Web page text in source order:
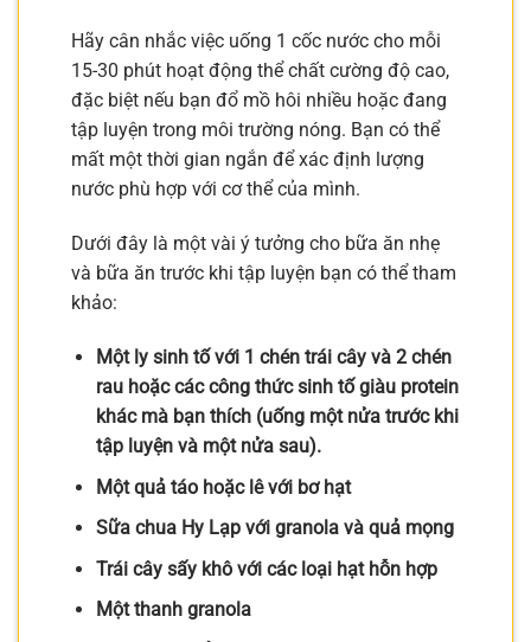
Hãy cân nhắc việc uống 1 cốc nước cho mỗi
15-30 phút hoạt động thể chất cường độ cao,
đặc biệt nếu bạn đổ mồ hôi nhiều hoặc đang
tập luyện trong môi trường nóng. Bạn có thể
mất một thời gian ngắn để xác định lượng
nước phù hợp với cơ thể của mình.
Dưới đây là một vài ý tưởng cho bữa ăn nhẹ
và bữa ăn trước khi tập luyện bạn có thể tham
khảo:
Một ly sinh tố với 1 chén trái cây và 2 chén
rau hoặc các công thức sinh tố giàu protein
khác mà bạn thích (uống một nửa trước khi
tập luyện và một nửa sau).
Một quả táo hoặc lê với bơ hạt
Sữa chua Hy Lạp với granola và quả mọng
Trái cây sấy khô với các loại hạt hỗn hợp
Một thanh granola